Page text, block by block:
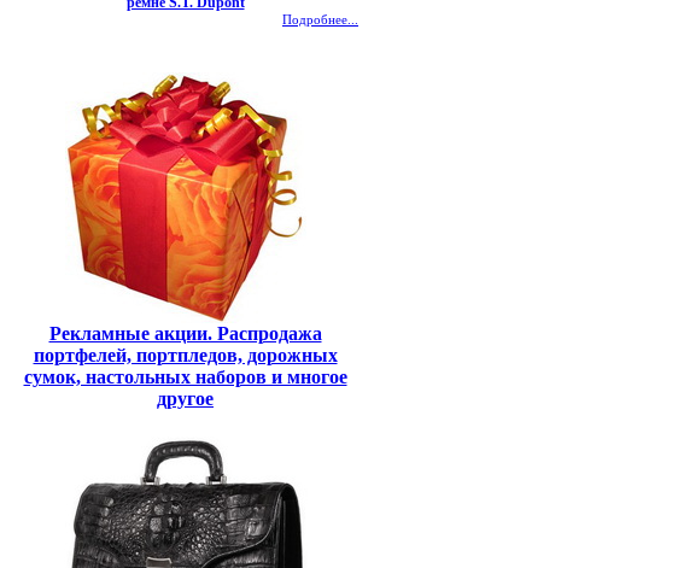
Подробнее...
Рекламные акции. Распродажа
портфелей, портпледов, дорожных
сумок, настольных наборов и многое
другое